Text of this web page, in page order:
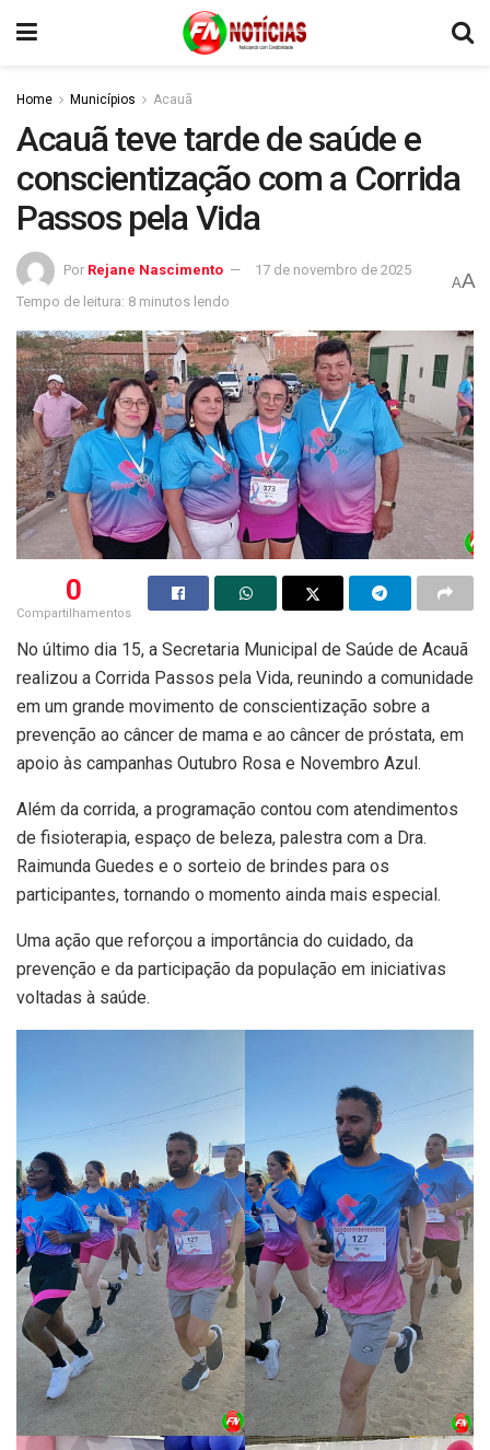
Home Municípios Acauã
Acauã teve tarde de saúde e
conscientização com a Corrida
Passos pela Vida
Por Rejane Nascimento
17 de novembro de 2025
Tempo de leitura: 8 minutos lendo
AA
0
Compartilhamentos
No último dia 15, a Secretaria Municipal de Saúde de Acauã
realizou a Corrida Passos pela Vida, reunindo a comunidade
em um grande movimento de conscientização sobre a
prevenção ao câncer de mama e ao câncer de próstata, em
apoio às campanhas Outubro Rosa e Novembro Azul.
Além da corrida, a programação contou com atendimentos
de fisioterapia, espaço de beleza, palestra com a Dra.
Raimunda Guedes e o sorteio de brindes para os
participantes, tornando o momento ainda mais especial.
Uma ação que reforçou a importância do cuidado, da
prevenção e da participação da população em iniciativas
voltadas à saúde.